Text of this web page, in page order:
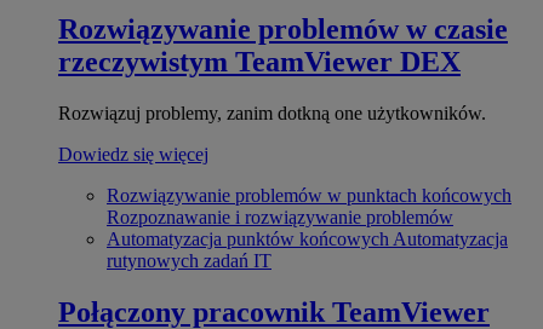
Rozwiązywanie problemów w czasie
rzeczywistym TeamViewer DEX
Rozwiązuj problemy, zanim dotkną one użytkowników.
Dowiedz się więcej
Rozwiązywanie problemów w punktach końcowych
Rozpoznawanie i rozwiązywanie problemów
Automatyzacja punktów końcowych Automatyzacja
rutynowych zadań IT
Połączony pracownik TeamViewer